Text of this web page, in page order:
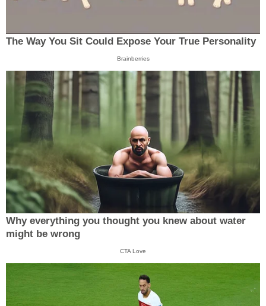
The Way You Sit Could Expose Your True Personality
Brainberries
Why everything you thought you knew about water
might be wrong
CTA Love